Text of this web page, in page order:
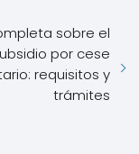
sobre el
por cese
requisitos y
trámites